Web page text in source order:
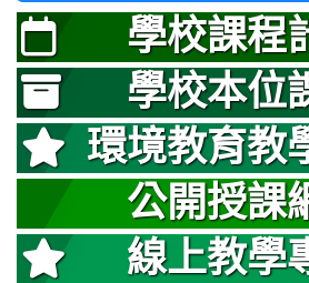
學校課程
學校本位
環境教育教
公開授課
線上教學